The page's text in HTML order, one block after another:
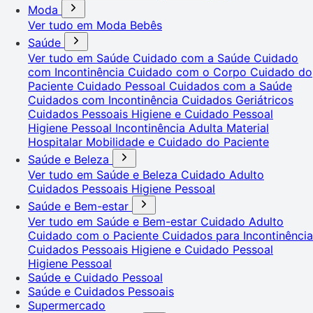
Moda
Ver tudo em Moda Bebês
Saúde
Ver tudo em Saúde Cuidado com a Saúde Cuidado
com Incontinência Cuidado com o Corpo Cuidado do
Paciente Cuidado Pessoal Cuidados com a Saúde
Cuidados com Incontinência Cuidados Geriátricos
Cuidados Pessoais Higiene e Cuidado Pessoal
Higiene Pessoal Incontinência Adulta Material
Hospitalar Mobilidade e Cuidado do Paciente
Saúde e Beleza
Ver tudo em Saúde e Beleza Cuidado Adulto
Cuidados Pessoais Higiene Pessoal
Saúde e Bem-estar
Ver tudo em Saúde e Bem-estar Cuidado Adulto
Cuidado com o Paciente Cuidados para Incontinência
Cuidados Pessoais Higiene e Cuidado Pessoal
Higiene Pessoal
Saúde e Cuidado Pessoal
Saúde e Cuidados Pessoais
Supermercado